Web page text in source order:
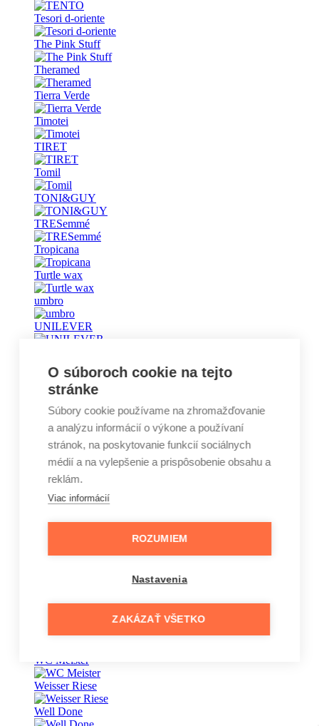
O súboroch cookie na tejto
stránke
Súbory cookie používame na zhromažďovanie
a analýzu informácií o výkone a používaní
stránok, na poskytovanie funkcií sociálnych
médií a na vylepšenie a prispôsobenie obsahu a
reklám.
Viac informácií
ROZUMIEM
Nastavenia
ZAKÁZAŤ VŠETKO
Tesori d-oriente
The Pink Stuff
Theramed
Tierra Verde
Timotei
TIRET
Tomil
TONI&GUY
TRESemmé
Tropicana
Turtle wax
umbro
UNILEVER
Vademecum
Vape
Veet
Vernel
Wansou
wave
WC Meister
Weisser Riese
Well Done